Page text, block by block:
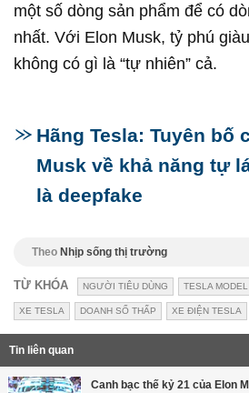
một số dòng sản phẩm để có
nhất. Với Elon Musk, tỷ phú
không có gì là “tự nhiên” cả.
Hãng Tesla: Tuyên bố
Musk về khả năng tự
là deepfake
Theo Nhịp sống thị trường
TỪ KHÓA NGƯỜI TIÊU DÙNG TESLA MODEL
XE TESLA DOANH SỐ THẤP XE ĐIỆN TESLA
Tin liên quan
Canh bạc thế kỷ 21 của Elon